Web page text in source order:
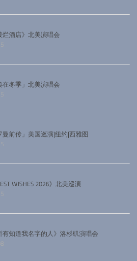
烂酒店》北美演唱会
在冬季」北美演唱会
前传」美国巡演|纽约|西雅图
WISHES 2026》北美巡演
有知道我名字的人》洛杉矶演唱会